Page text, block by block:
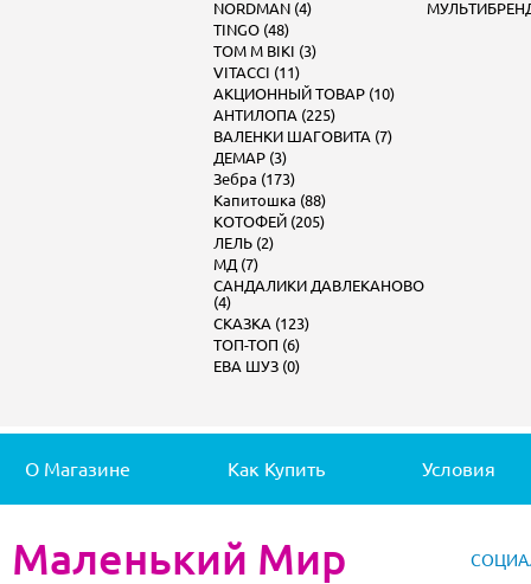
NORDMAN (4)
TINGO (48)
TOM M BIKI (3)
VITACCI (11)
АКЦИОННЫЙ ТОВАР (10)
АНТИЛОПА (225)
ВАЛЕНКИ ШАГОВИТА (7)
ДЕМАР (3)
Зебра (173)
Капитошка (88)
КОТОФЕЙ (205)
ЛЕЛЬ (2)
МД (7)
САНДАЛИКИ ДАВЛЕКАНОВО
(4)
СКАЗКА (123)
ТОП-ТОП (6)
ЕВА ШУЗ (0)
О Магазине Как Купить Условия
Маленький Мир